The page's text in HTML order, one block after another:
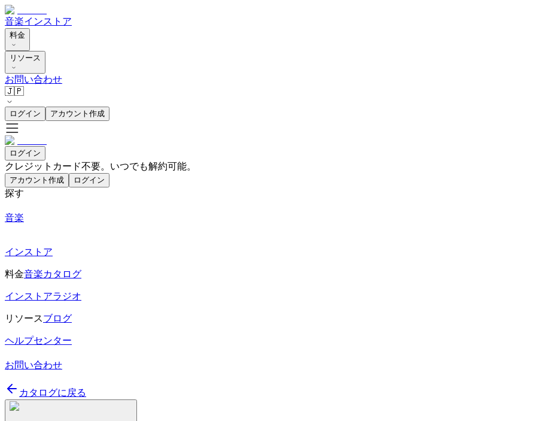
音楽インストア
料金
リソース
お問い合わせ
🇯🇵
ログイン アカウント作成
ログイン
クレジットカード不要。いつでも解約可能。
アカウント作成 ログイン
探す
音楽
インストア
料金音楽カタログ
インストアラジオ
リソースブログ
ヘルプセンター
お問い合わせ
カタログに戻る